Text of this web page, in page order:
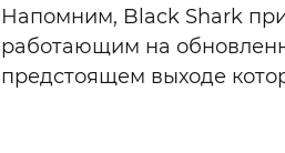
Напомним, Black Shark
работающим на
предстоящем выходе